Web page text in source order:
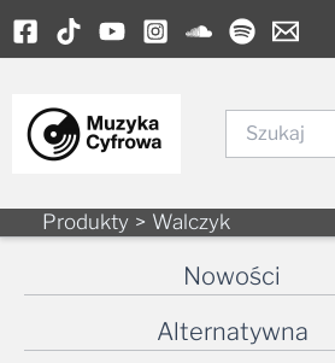
Skip
to
Produkty Walczyk
Nowości
Alternatywna